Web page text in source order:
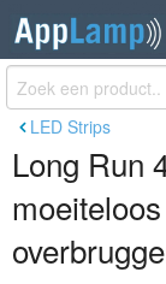
LED Strips
Long Run